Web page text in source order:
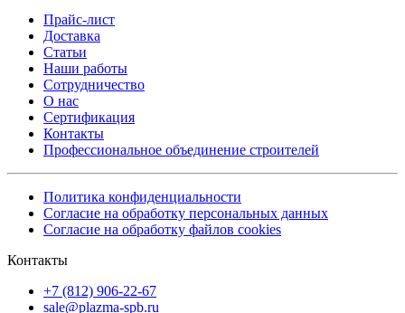
Прайс-лист
Доставка
Статьи
Наши работы
Сотрудничество
О нас
Сертификация
Контакты
Профессиональное объединение строителей
Политика конфиденциальности
Согласие на обработку персональных данных
Согласие на обработку файлов cookies
Контакты
+7 (812) 906-22-67
sale@plazma-spb.ru